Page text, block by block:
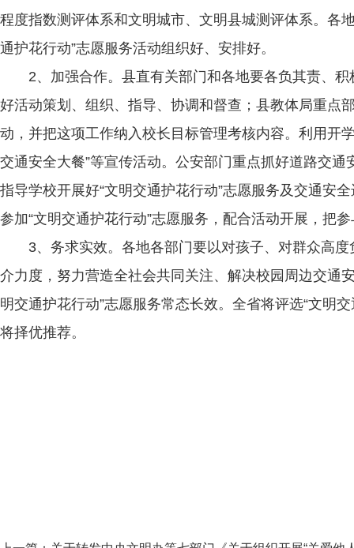
程度指数测评体系和文明城市、文明县城测评体系。各
通护花行动”志愿服务活动组织好、安排好。
2、加强合作。县直有关部门和各地要各负其责、积
好活动策划、组织、指导、协调和督查；县教体局重点
动，并把这项工作纳入校长目标管理考核内容。利用开
交通安全大餐”等宣传活动。公安部门重点抓好道路交
指导学校开展好“文明交通护花行动”志愿服务及交通安
参加“文明交通护花行动”志愿服务，配合活动开展，把
3、务求实效。各地各部门要以对孩子、对群众高度
介力度，努力营造全社会共同关注、解决校园周边交通
明交通护花行动”志愿服务常态长效。全省将评选“文明
将择优推荐。